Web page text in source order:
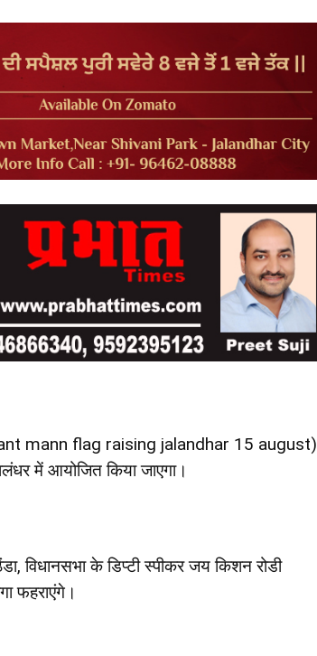
mann flag raising jalandhar 15 august)
में आयोजित किया जाएगा।
विधानसभा के डिप्टी स्पीकर जय किशन रोडी
फहराएंगे।